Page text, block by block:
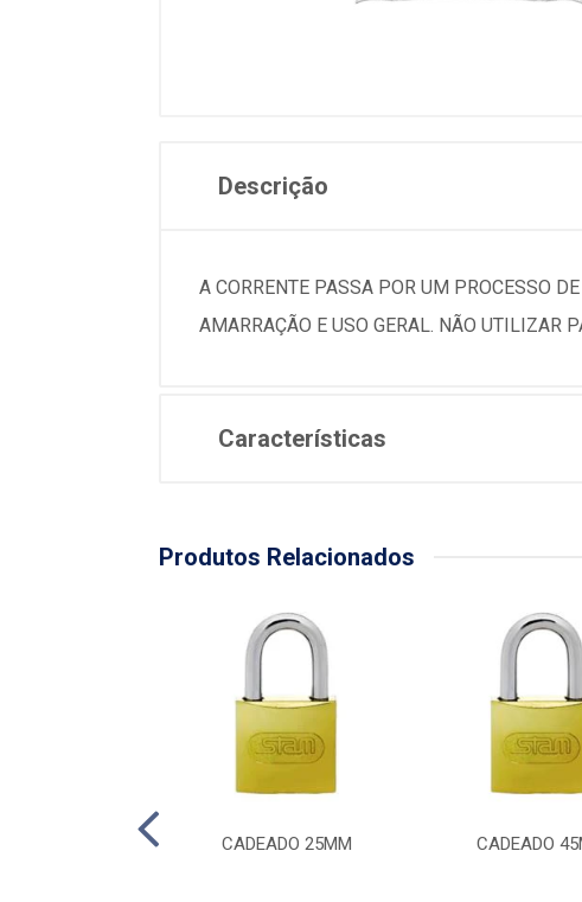
Descrição
A CORRENTE PASSA POR UM PROCESSO
AMARRAÇÃO E USO GERAL. NÃO UTILIZAR
Características
Produtos Relacionados
CADEADO 25MM CADEADO